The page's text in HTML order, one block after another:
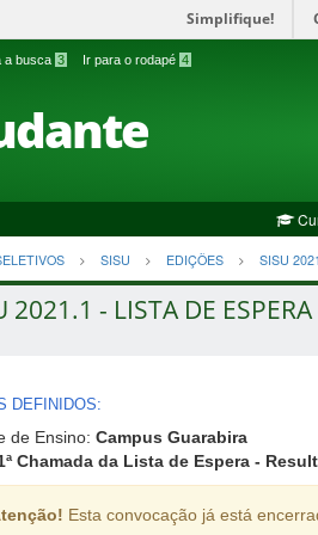
Simplifique!
a busca 3 Ir para o rodapé 4
SISU EDIÇÕES SISU
2021.1 - LISTA DE
DEFINIDOS:
de Ensino: Campus Guarabira
Chamada da Lista de Espera -
Esta convocação já está